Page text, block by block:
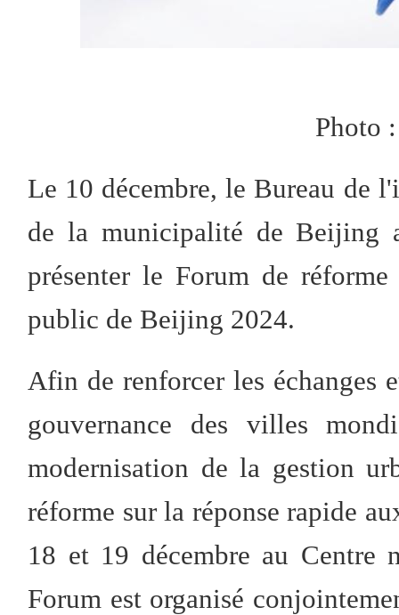
Photo
Le 10 décembre, le Bureau de
de la municipalité de Beijing
présenter le Forum de
public de Beijing 2024.
Afin de renforcer les échanges
gouvernance des villes
modernisation de la gestion
réforme sur la réponse rapide
18 et 19 décembre au Centre
Forum est organisé